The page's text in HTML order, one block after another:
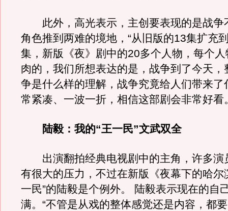
此外，高光表示，主创要表现的是战争
角色推到两难的境地，“从旧版的13集扩充
集，新版《夜》剧中的20多个人物，每个
肉的，我们所想表达的是，战争到了今天，
争是什么样的理解，战争究竟给人们带来了
常紧凑、一波一折，相信这部剧会非常好看
陆毅：我的“王一民”文武双全
出演翻拍经典电视剧中的主角，许多演
有很大的压力，不过在新版《夜幕下的哈尔
一民”的陆毅是个例外。 陆毅表示现在的自
满。“不管是从戏的整体感觉还是内容，都